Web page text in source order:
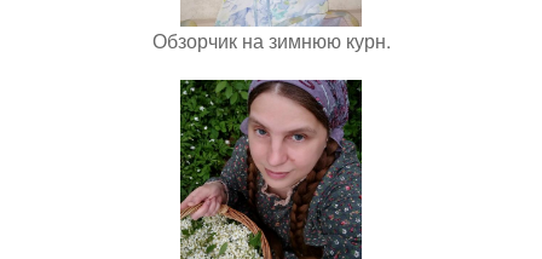
Обзорчик на зимнюю курн.